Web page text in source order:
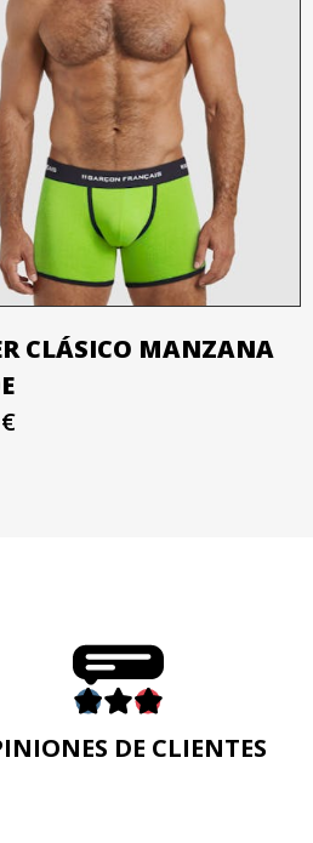
CLÁSICO MANZANA
DE CLIENTES